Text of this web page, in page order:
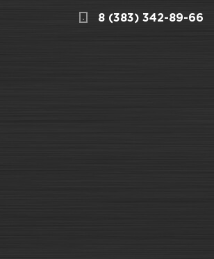
КАРТА ПРОЕЗДА И КОНТАКТЫ8 (383) 342-89-66